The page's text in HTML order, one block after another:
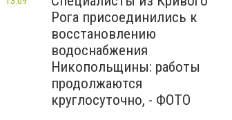
Рога присоединились к
восстановлению
водоснабжения
Никопольщины: работы
продолжаются
круглосуточно, - ФОТО